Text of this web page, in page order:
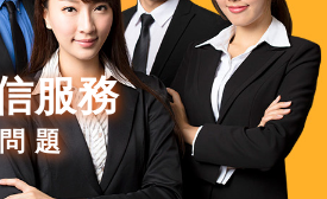
服務
題